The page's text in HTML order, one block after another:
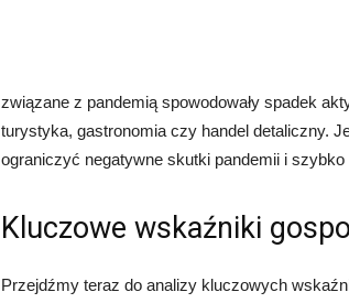
związane z pandemią spowodowały spadek
turystyka, gastronomia czy handel detaliczny.
ograniczyć negatywne skutki pandemii i
Kluczowe wskaźniki
Przejdźmy teraz do analizy kluczowych